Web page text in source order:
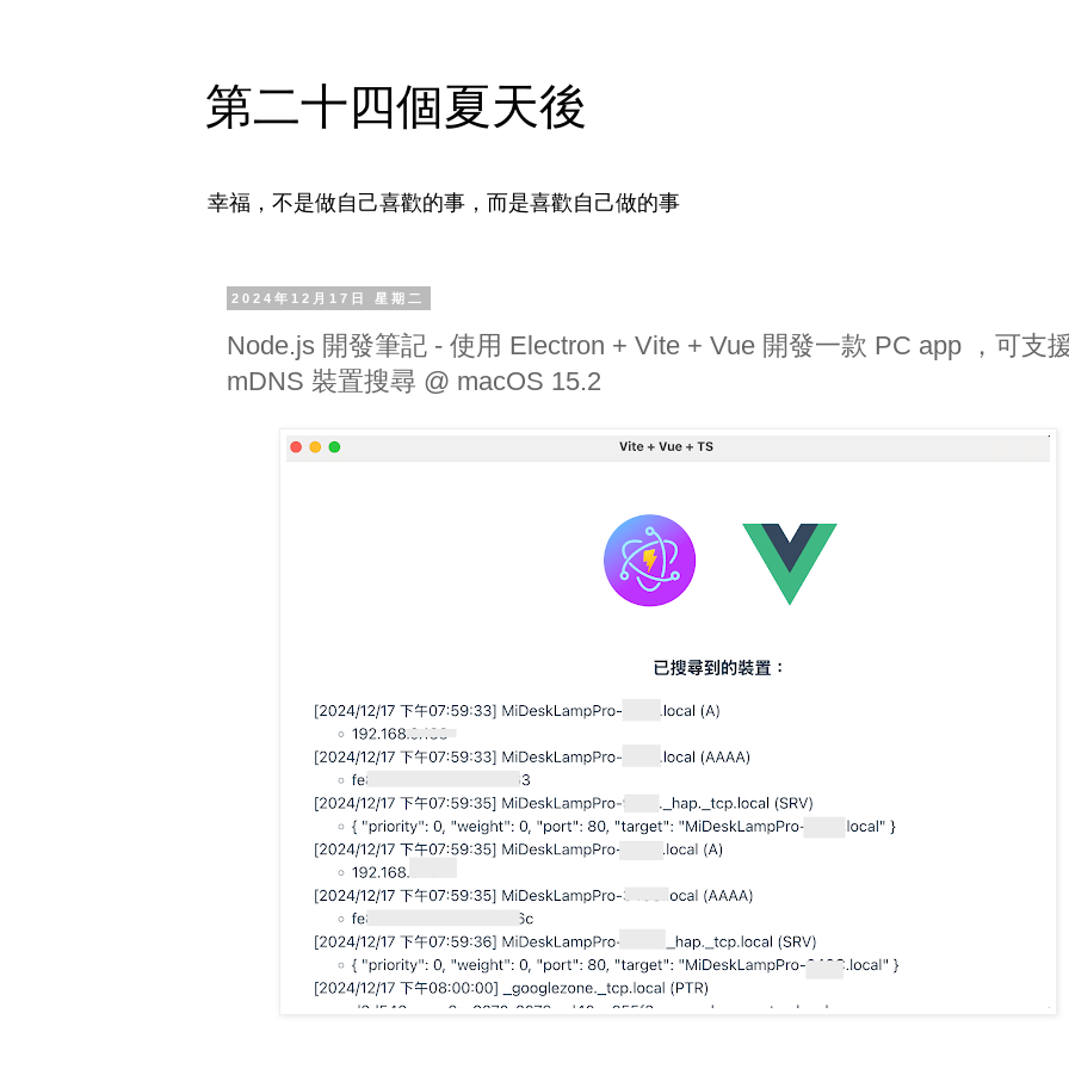
第二十四個夏天後
幸福，不是做自己喜歡的事，而是喜歡自己做的事
2024年12月17日 星期二
Node.js 開發筆記 - 使用 Electron + Vite + Vue 開發一款 PC app ，可支
mDNS 裝置搜尋 @ macOS 15.2